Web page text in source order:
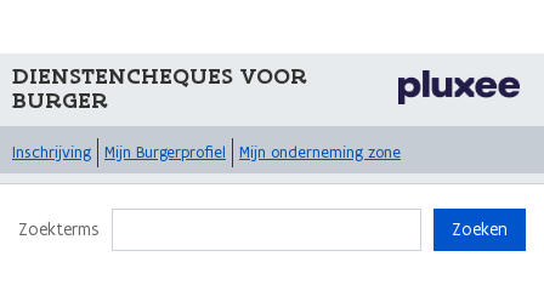
DIENSTENCHEQUES VOOR
BURGER
Inschrijving Mijn Burgerprofiel Mijn onderneming zone
Zoekterms Zoeken